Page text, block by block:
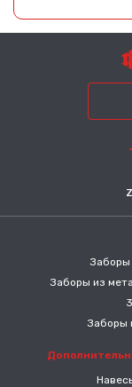
Заборы
Заборы из
Заборы